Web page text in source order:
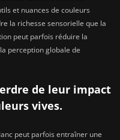
et nuances de couleurs
la richesse sensorielle que la
peut parfois réduire la
perception globale de
de leur impact
vives.
peut parfois entraîner une